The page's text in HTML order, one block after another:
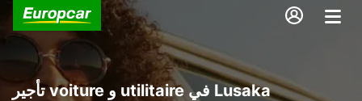
تأجير voiture و utilitaire في Lusaka